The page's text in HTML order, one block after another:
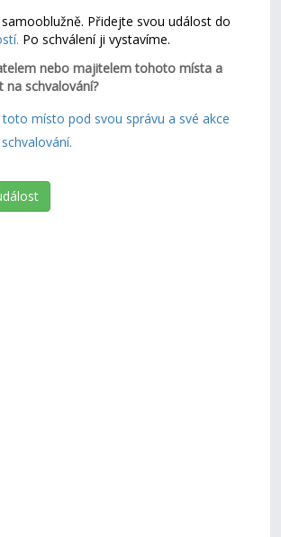
Přidejte svou událost do
Po schválení ji vystavíme.
nebo majitelem tohoto místa a
na schvalování?
místo pod svou správu a své akce